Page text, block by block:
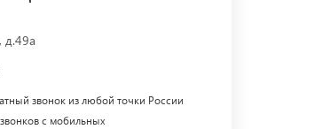
д.49а
звонок из любой точки России
с мобильных